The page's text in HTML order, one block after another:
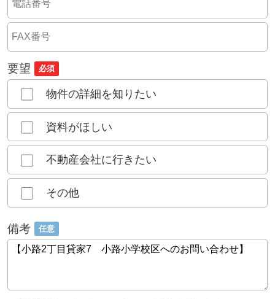
要望 必須
物件の詳細を知りたい
資料がほしい
不動産会社に行きたい
その他
備考 任意